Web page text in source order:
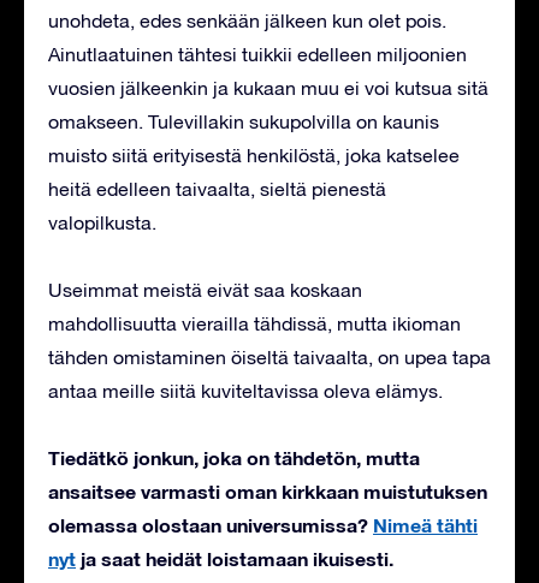
unohdeta, edes senkään jälkeen kun olet pois.
Ainutlaatuinen tähtesi tuikkii edelleen miljoonien
vuosien jälkeenkin ja kukaan muu ei voi kutsua sitä
omakseen. Tulevillakin sukupolvilla on kaunis
muisto siitä erityisestä henkilöstä, joka katselee
heitä edelleen taivaalta, sieltä pienestä
valopilkusta.
Useimmat meistä eivät saa koskaan
mahdollisuutta vierailla tähdissä, mutta ikioman
tähden omistaminen öiseltä taivaalta, on upea tapa
antaa meille siitä kuviteltavissa oleva elämys.
Tiedätkö jonkun, joka on tähdetön, mutta
ansaitsee varmasti oman kirkkaan muistutuksen
olemassa olostaan universumissa? Nimeä tähti
nyt ja saat heidät loistamaan ikuisesti.